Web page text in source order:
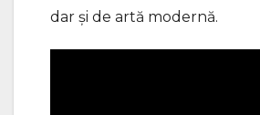
dar și de artă modernă.